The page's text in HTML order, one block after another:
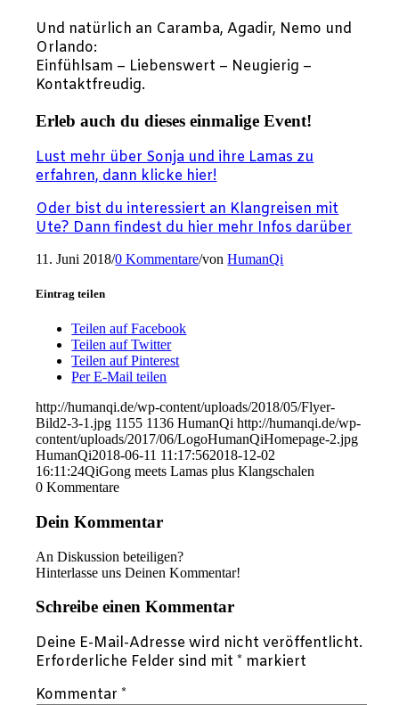
Und natürlich an Caramba, Agadir, Nemo und
Orlando:
Einfühlsam – Liebenswert – Neugierig –
Kontaktfreudig.
Erleb auch du dieses einmalige Event!
Lust mehr über Sonja und ihre Lamas zu
erfahren, dann klicke hier!
Oder bist du interessiert an Klangreisen mit
Ute? Dann findest du hier mehr Infos darüber
11. Juni 2018/0 Kommentare/vonHumanQi
Eintrag teilen
Teilen auf Facebook
Teilen auf Twitter
Teilen auf Pinterest
Per E-Mail teilen
http://humanqi.de/wp-content/uploads/2018/05/Flyer-
Bild2-3-1.jpg 1155 1136 HumanQi http://humanqi.de/wp-
content/uploads/2017/06/LogoHumanQiHomepage-2.jpg
HumanQi2018-06-11 11:17:562018-12-02
16:11:24QiGong meets Lamas plus Klangschalen
0 Kommentare
Dein Kommentar
An Diskussion beteiligen?
Hinterlasse uns Deinen Kommentar!
Schreibe einen Kommentar
Deine E-Mail-Adresse wird nicht veröffentlicht.
Erforderliche Felder sind mit * markiert
Kommentar *